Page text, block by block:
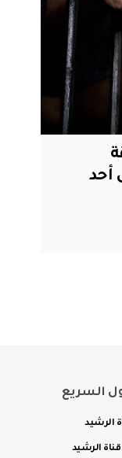
أحد
السريع
الرشيد
الرشيد